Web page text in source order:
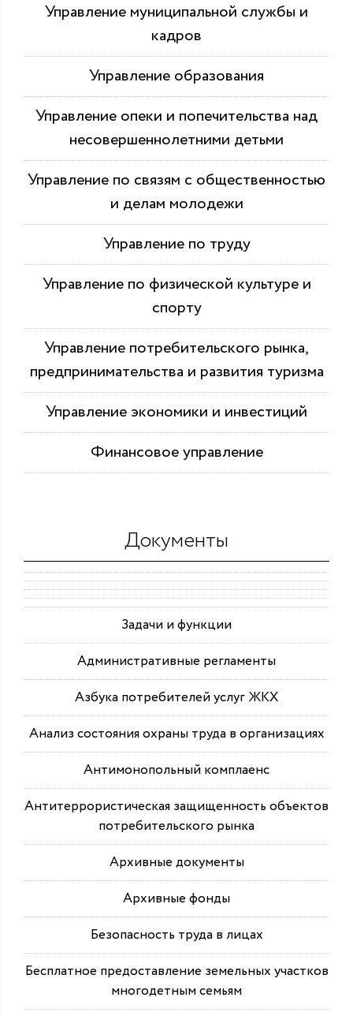
Управление муниципальной службы и
кадров
Управление образования
Управление опеки и попечительства над
несовершеннолетними детьми
Управление по связям с общественностью
и делам молодежи
Управление по труду
Управление по физической культуре и
спорту
Управление потребительского рынка,
предпринимательства и развития туризма
Управление экономики и инвестиций
Финансовое управление
Документы
Задачи и функции
Административные регламенты
Азбука потребителей услуг ЖКХ
Анализ состояния охраны труда в организациях
Антимонопольный комплаенс
Антитеррористическая защищенность объектов
потребительского рынка
Архивные документы
Архивные фонды
Безопасность труда в лицах
Бесплатное предоставление земельных участков
многодетным семьям